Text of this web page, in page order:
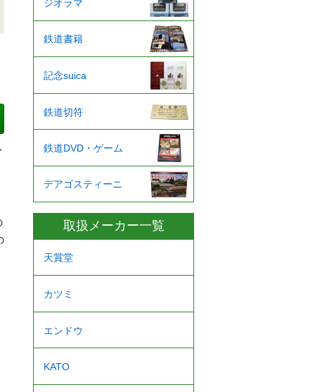
ジオラマ
鉄道書籍
記念suica
鉄道切符
鉄道DVD・ゲーム
デアゴスティーニ
取扱メーカー一覧
天賞堂
カツミ
エンドウ
KATO